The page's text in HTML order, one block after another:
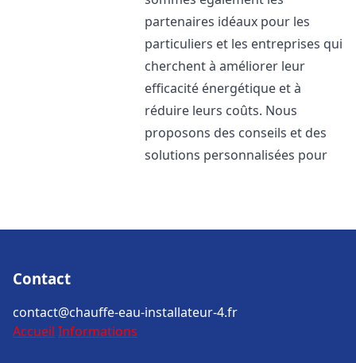
partenaires idéaux pour les
particuliers et les entreprises qui
cherchent à améliorer leur
efficacité énergétique et à
réduire leurs coûts. Nous
proposons des conseils et des
solutions personnalisées pour
Contact
contact@chauffe-eau-installateur-4.fr
Accueil Informations